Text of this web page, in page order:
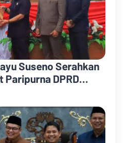
Suseno Serahkan
Paripurna DPRD